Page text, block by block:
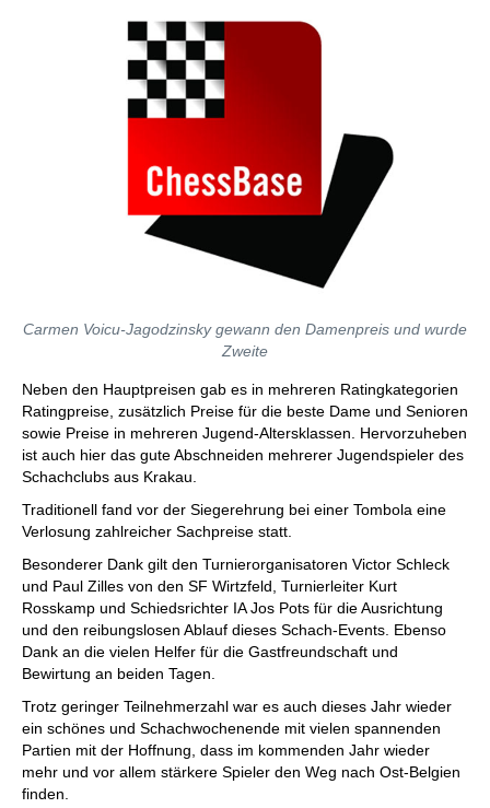
Carmen Voicu-Jagodzinsky gewann den Damenpreis und wurde
Zweite
Neben den Hauptpreisen gab es in mehreren Ratingkategorien
Ratingpreise, zusätzlich Preise für die beste Dame und Senioren
sowie Preise in mehreren Jugend-Altersklassen. Hervorzuheben
ist auch hier das gute Abschneiden mehrerer Jugendspieler des
Schachclubs aus Krakau.
Traditionell fand vor der Siegerehrung bei einer Tombola eine
Verlosung zahlreicher Sachpreise statt.
Besonderer Dank gilt den Turnierorganisatoren Victor Schleck
und Paul Zilles von den SF Wirtzfeld, Turnierleiter Kurt
Rosskamp und Schiedsrichter IA Jos Pots für die Ausrichtung
und den reibungslosen Ablauf dieses Schach-Events. Ebenso
Dank an die vielen Helfer für die Gastfreundschaft und
Bewirtung an beiden Tagen.
Trotz geringer Teilnehmerzahl war es auch dieses Jahr wieder
ein schönes und Schachwochenende mit vielen spannenden
Partien mit der Hoffnung, dass im kommenden Jahr wieder
mehr und vor allem stärkere Spieler den Weg nach Ost-Belgien
finden.